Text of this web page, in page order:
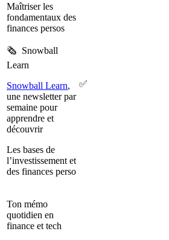
Maîtriser les
fondamentaux des
finances persos
🗞️ Snowball
Learn
Snowball Learn,
une newsletter par
semaine pour
apprendre et
découvrir
Les bases de
l’investissement et
des finances perso
✅
Ton mémo
quotidien en
finance et tech